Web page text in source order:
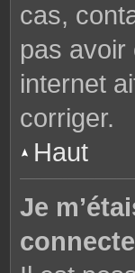
cas,
pas avoir
internet
corriger.
Haut
Je